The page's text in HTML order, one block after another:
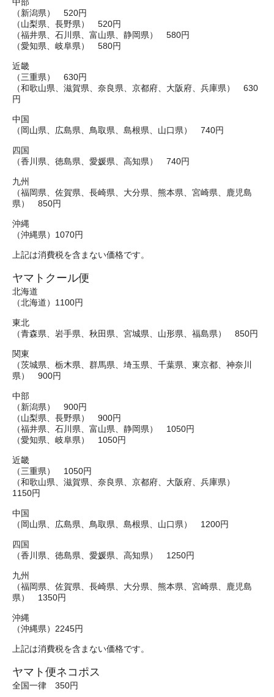
中部
（新潟県） 520円
（山梨県、長野県） 520円
（福井県、石川県、富山県、静岡県） 580円
（愛知県、岐阜県） 580円
近畿
（三重県） 630円
（和歌山県、滋賀県、奈良県、京都府、大阪府、兵庫県） 630
円
中国
（岡山県、広島県、鳥取県、島根県、山口県） 740円
四国
（香川県、徳島県、愛媛県、高知県） 740円
九州
（福岡県、佐賀県、長崎県、大分県、熊本県、宮崎県、鹿児島
県） 850円
沖縄
（沖縄県）1070円
上記は消費税を含まない価格です。
ヤマトクール便
北海道
（北海道）1100円
東北
（青森県、岩手県、秋田県、宮城県、山形県、福島県） 850円
関東
（茨城県、栃木県、群馬県、埼玉県、千葉県、東京都、神奈川
県） 900円
中部
（新潟県） 900円
（山梨県、長野県） 900円
（福井県、石川県、富山県、静岡県） 1050円
（愛知県、岐阜県） 1050円
近畿
（三重県） 1050円
（和歌山県、滋賀県、奈良県、京都府、大阪府、兵庫県）
1150円
中国
（岡山県、広島県、鳥取県、島根県、山口県） 1200円
四国
（香川県、徳島県、愛媛県、高知県） 1250円
九州
（福岡県、佐賀県、長崎県、大分県、熊本県、宮崎県、鹿児島
県） 1350円
沖縄
（沖縄県）2245円
上記は消費税を含まない価格です。
ヤマト便ネコポス
全国一律 350円